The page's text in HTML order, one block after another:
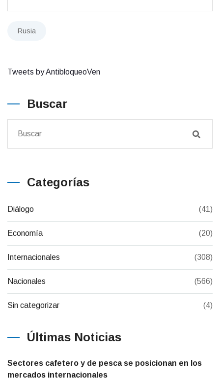
Rusia
Tweets by AntibloqueoVen
Buscar
Categorías
Diálogo (41)
Economía (20)
Internacionales (308)
Nacionales (566)
Sin categorizar (4)
Últimas Noticias
Sectores cafetero y de pesca se posicionan en los
mercados internacionales